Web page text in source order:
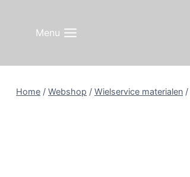
Menu
Home / Webshop / Wielservice materialen /